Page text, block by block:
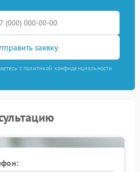
заявку
с политикой конфиденциальности